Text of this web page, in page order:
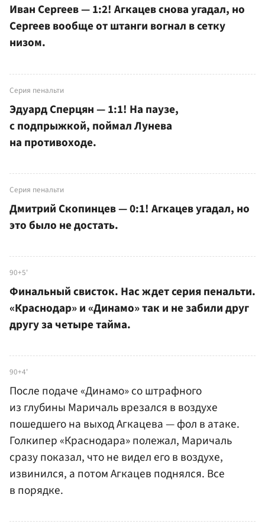
Иван Сергеев — 1:2! Агкацев снова угадал, но
Сергеев вообще от штанги вогнал в сетку
низом.
Серия пенальти
Эдуард Сперцян — 1:1! На паузе,
с подпрыжкой, поймал Лунева
на противоходе.
Серия пенальти
Дмитрий Скопинцев — 0:1! Агкацев угадал, но
это было не достать.
90+5'
Финальный свисток. Нас ждет серия пенальти.
«Краснодар» и «Динамо» так и не забили друг
другу за четыре тайма.
90+4'
После подаче «Динамо» со штрафного
из глубины Маричаль врезался в воздухе
пошедшего на выход Агкацева — фол в атаке.
Голкипер «Краснодара» полежал, Маричаль
сразу показал, что не видел его в воздухе,
извинился, а потом Агкацев поднялся. Все
в порядке.